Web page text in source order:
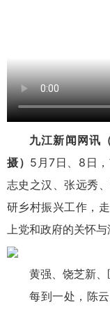
九江新闻网讯
摄） 5月7日、8日
志史之汉、张远秀
研乡村振兴工作，
上党和政府的关怀
黄强、饶芝新、
每到一处，陈